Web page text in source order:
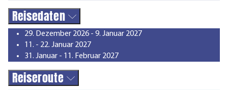
Reisedaten
29. Dezember 2026 - 9. Januar 2027
11. - 22. Januar 2027
31. Januar - 11. Februar 2027
Reiseroute